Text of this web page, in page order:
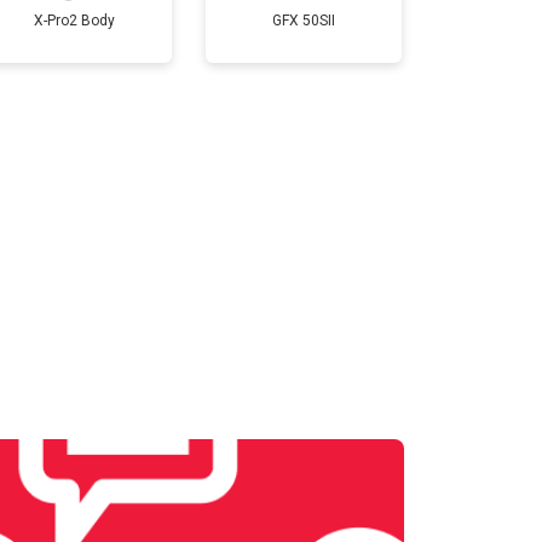
X-Pro2 Body GFX 50SII